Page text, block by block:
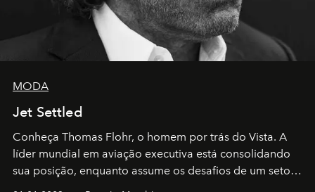
MODA
Jet Settled
Conheça Thomas Flohr, o homem por trás do Vista. A
líder mundial em aviação executiva está consolidando
sua posição, enquanto assume os desafios de um setor
em rápida evolução e redefinindo o conceito de luxo